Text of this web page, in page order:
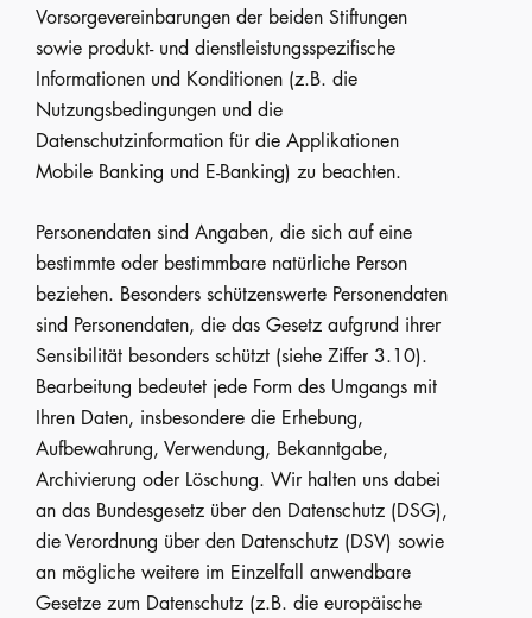
Vorsorgevereinbarungen der beiden Stiftungen
sowie produkt- und dienstleistungsspezifische
Informationen und Konditionen (z.B. die
Nutzungsbedingungen und die
Datenschutzinformation für die Applikationen
Mobile Banking und E-Banking) zu beachten.
Personendaten sind Angaben, die sich auf eine
bestimmte oder bestimmbare natürliche Person
beziehen. Besonders schützenswerte Personendaten
sind Personendaten, die das Gesetz aufgrund ihrer
Sensibilität besonders schützt (siehe Ziffer 3.10).
Bearbeitung bedeutet jede Form des Umgangs mit
Ihren Daten, insbesondere die Erhebung,
Aufbewahrung, Verwendung, Bekanntgabe,
Archivierung oder Löschung. Wir halten uns dabei
an das Bundesgesetz über den Datenschutz (DSG),
die Verordnung über den Datenschutz (DSV) sowie
an mögliche weitere im Einzelfall anwendbare
Gesetze zum Datenschutz (z.B. die europäische